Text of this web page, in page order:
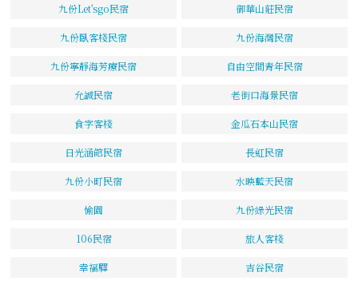
九份Let'sgo民宿 御華山莊民宿
九份臥客棧民宿 九份海灣民宿
九份寧靜海芳療民宿 自由空間青年民宿
允誠民宿 老街口海景民宿
食字客棧 金瓜石本山民宿
日光涵館民宿 長虹民宿
九份小町民宿 水映藍天民宿
愉園 九份綠光民宿
106民宿 旅人客棧
幸福驛 吉谷民宿